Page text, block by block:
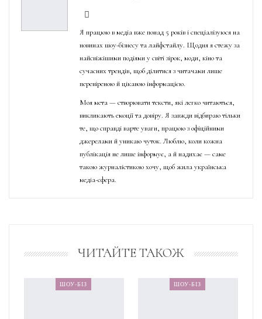
Я працюю в медіа вже понад 5 років і спеціалізуюся на
новинах шоу-бізнесу та лайфстайлу. Щодня я стежу за
найсвіжішими подіями у світі зірок, моди, кіно та
сучасних трендів, щоб ділитися з читачами лише
перевіреною й цікавою інформацією.
Моя мета — створювати тексти, які легко читаються,
викликають емоції та довіру. Я завжди відбираю тільки
те, що справді варте уваги, працюю з офіційними
джерелами й уникаю чуток. Люблю, коли кожна
публікація не лише інформує, а й надихає — саме
такою журналістикою хочу, щоб жила українська
медіа-сфера.
ЧИТАЙТЕ ТАКОЖ
ШОУ-БІЗ ШОУ-БІЗ